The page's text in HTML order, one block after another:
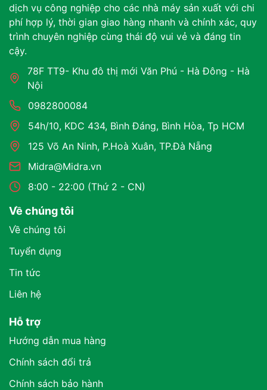
dịch vụ công nghiệp cho các nhà máy sản xuất với chi
phí hợp lý, thời gian giao hàng nhanh và chính xác, quy
trình chuyên nghiệp cùng thái độ vui vẻ và đáng tin
cậy.
78F TT9- Khu đô thị mới Văn Phú - Hà Đông - Hà
Nội
0982800084
54h/10, KDC 434, Bình Đáng, Bình Hòa, Tp HCM
125 Võ An Ninh, P.Hoà Xuân, TP.Đà Nẵng
Midra@Midra.vn
8:00 - 22:00 (Thứ 2 - CN)
Về chúng tôi
Về chúng tôi
Tuyển dụng
Tin tức
Liên hệ
Hỗ trợ
Hướng dẫn mua hàng
Chính sách đổi trả
Chính sách bảo hành